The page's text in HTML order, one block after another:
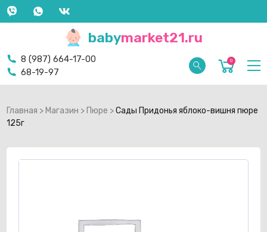
babymarket21.ru
8 (987) 664-17-00
68-19-97
0
Главная > Магазин > Пюре >Сады Придонья яблоко-вишня пюре
125г